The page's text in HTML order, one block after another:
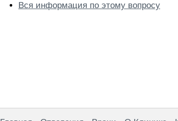
Вся информация по этому вопросу